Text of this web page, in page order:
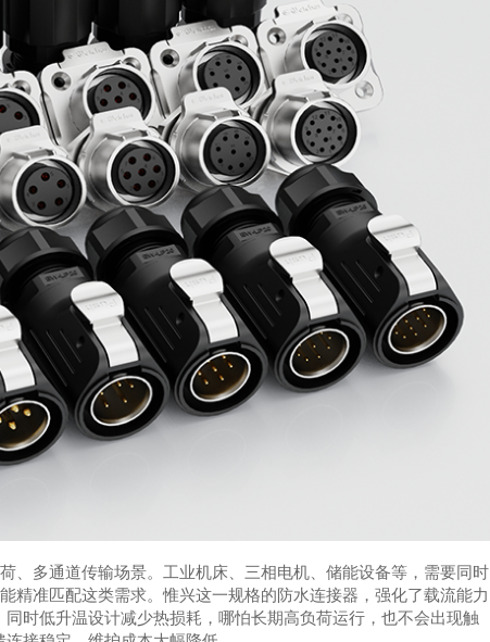
、多通道传输场景。工业机床、三相电机、储能设备等，需要同时
精准匹配这类需求。惟兴这一规格的防水连接器，强化了载流能力
时低升温设计减少热损耗，哪怕长期高负荷运行，也不会出现触